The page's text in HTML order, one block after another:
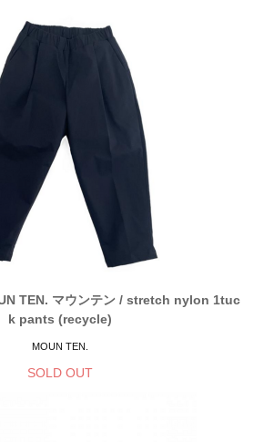
TEN. マウンテン / stretch nylon 1tuc
k pants (recycle)
MOUN TEN.
SOLD OUT